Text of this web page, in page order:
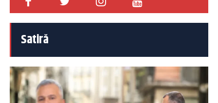
Satiră